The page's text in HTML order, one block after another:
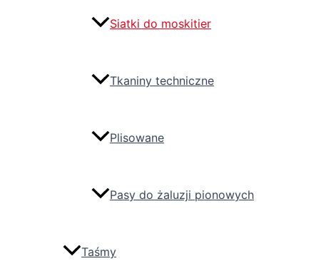
Siatki do moskitier
Tkaniny techniczne
Plisowane
Pasy do żaluzji pionowych
Taśmy